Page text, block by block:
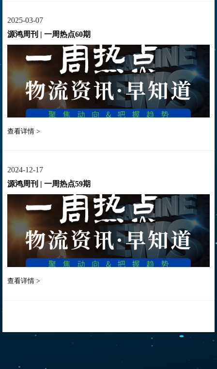
2025-03-07
源鸿周刊 | 一周热点60期
查看详情 >
2024-12-17
源鸿周刊 | 一周热点59期
查看详情 >